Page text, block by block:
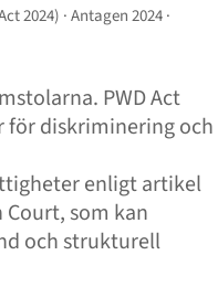
2024) · Antagen 2024 ·
PWD Act
diskriminering och
enligt artikel
som kan
och strukturell